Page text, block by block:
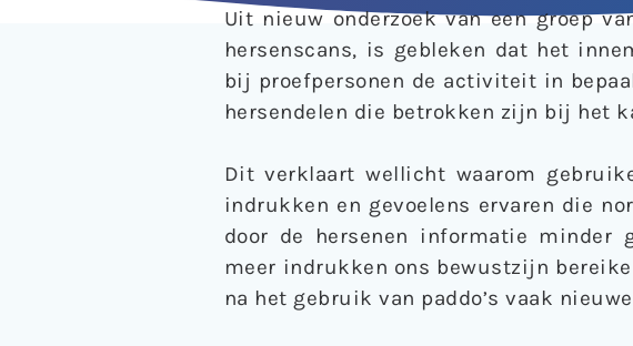
Uit nieuw onderzoek van een groep
hersenscans, is gebleken dat het
bij proefpersonen de activiteit in
hersendelen die betrokken zijn bij het
Dit verklaart wellicht waarom
indrukken en gevoelens ervaren die
door de hersenen informatie minder
meer indrukken ons bewustzijn
na het gebruik van paddo’s vaak